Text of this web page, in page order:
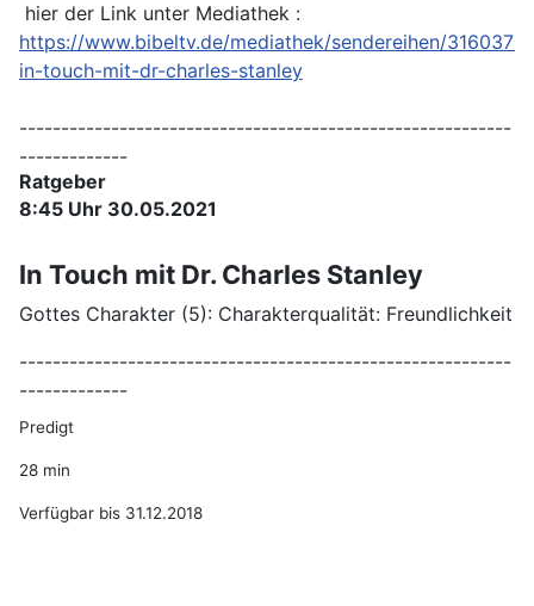
hier der Link unter Mediathek :
https://www.bibeltv.de/mediathek/sendereihen/316037-
in-touch-mit-dr-charles-stanley
-----------------------------------------------------------
-------------
Ratgeber
8:45 Uhr 30.05.2021
In Touch mit Dr. Charles Stanley
Gottes Charakter (5): Charakterqualität: Freundlichkeit
-----------------------------------------------------------
-------------
Predigt
28 min
Verfügbar bis 31.12.2018